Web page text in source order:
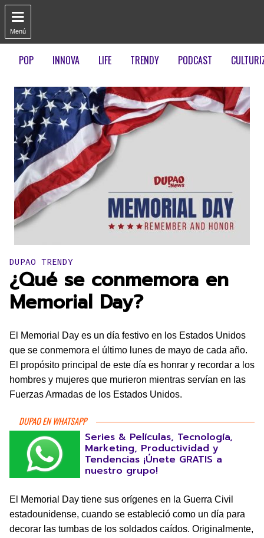

Menú
POP INNOVA LIFE TRENDY PODCAST
Publicado en:
DUPAO TRENDY
¿Qué se conmemora en
Memorial Day?
El Memorial Day es un día festivo en los Estados Unidos
que se conmemora el último lunes de mayo de cada año.
El propósito principal de este día es honrar y recordar a los
hombres y mujeres que murieron mientras servían en las
Fuerzas Armadas de los Estados Unidos.
DUPAO EN WHATSAPP
Series & Películas, Tecnología,
Marketing, Productividad y
Tendencias ¡Únete GRATIS a
nuestro grupo!
El Memorial Day tiene sus orígenes en la Guerra Civil
estadounidense, cuando se estableció como un día para
decorar las tumbas de los soldados caídos. Originalmente,